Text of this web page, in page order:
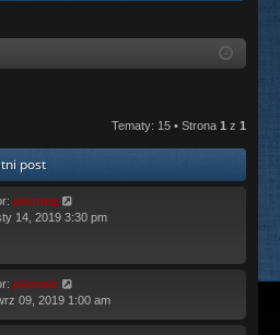
ę
ej
j
si
Tematy: 15 • Strona 1 z 1
post
piotrniz
14, 2019 3:30 pm
piotrniz
09, 2019 1:00 am